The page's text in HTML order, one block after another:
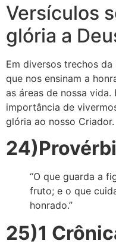
Versículos
glória a
Em diversos trechos
que nos ensinam a
as áreas de nossa vida.
importância de
glória ao nosso Criador.
“O que guarda a
fruto; e o que
honrado.”
25)1